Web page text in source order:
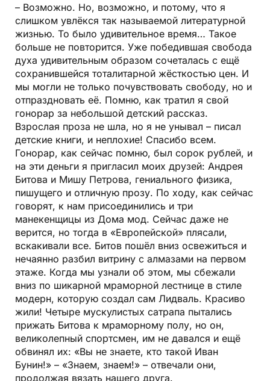
– Возможно. Но, возможно, и потому, что я
слишком увлёкся так называемой литературной
жизнью. То было удивительное время… Такое
больше не повторится. Уже победившая свобода
духа удивительным образом сочеталась с ещё
сохранившейся тоталитарной жёсткостью цен. И
мы могли не только почувствовать свободу, но и
отпраздновать её. Помню, как тратил я свой
гонорар за небольшой детский рассказ.
Взрослая проза не шла, но я не унывал – писал
детские книги, и неплохие! Спасибо всем.
Гонорар, как сейчас помню, был сорок рублей, и
на эти деньги я пригласил моих друзей: Андрея
Битова и Мишу Петрова, гениального физика,
пишущего и отличную прозу. По ходу, как сейчас
говорят, к нам присоединились и три
манекенщицы из Дома мод. Сейчас даже не
верится, но тогда в «Европейской» плясали,
вскакивали все. Битов пошёл вниз освежиться и
нечаянно разбил витрину с алмазами на первом
этаже. Когда мы узнали об этом, мы сбежали
вниз по шикарной мраморной лестнице в стиле
модерн, которую создал сам Лидваль. Красиво
жили! Четыре мускулистых сатрапа пытались
прижать Битова к мраморному полу, но он,
великолепный спортсмен, им не давался и ещё
обвинял их: «Вы не знаете, кто такой Иван
Бунин!» – «Знаем, знаем!» – отвечали они,
продолжая вязать нашего друга.